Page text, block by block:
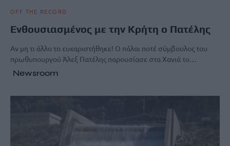
OFF THE RECORD
Ενθουσιασμένος με την Κρήτη ο Πατέλης
Αν μη τι άλλο το ευχαριστήθηκε! Ο πάλαι ποτέ σύμβουλος του
πρωθυπουργού Άλεξ Πατέλης παρουσίασε στα Χανιά το…
Newsroom